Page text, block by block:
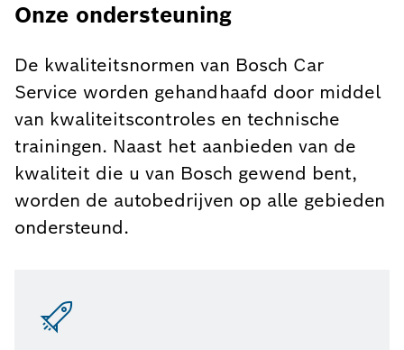
Onze ondersteuning
De kwaliteitsnormen van Bosch Car
Service worden gehandhaafd door middel
van kwaliteitscontroles en technische
trainingen. Naast het aanbieden van de
kwaliteit die u van Bosch gewend bent,
worden de autobedrijven op alle gebieden
ondersteund.